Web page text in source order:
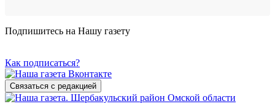
Подпишитесь на Нашу газету
Как подписаться?
Связаться с редакцией